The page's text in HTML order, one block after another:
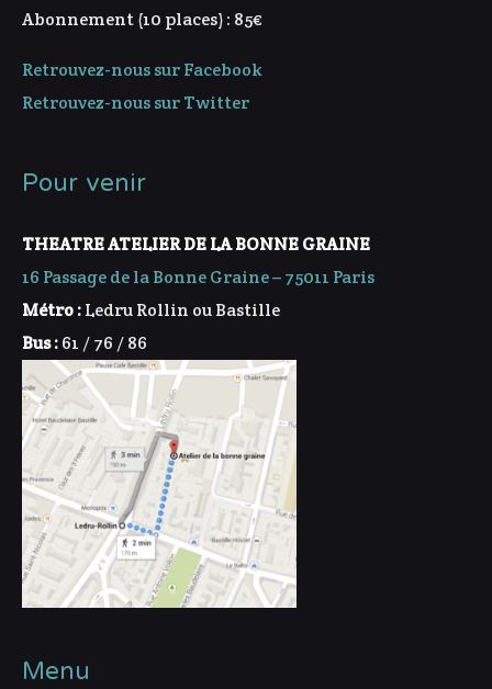
Abonnement (10 places) : 85€
Retrouvez-nous sur Facebook
Retrouvez-nous sur Twitter
Pour venir
THEATRE ATELIER DE LA BONNE GRAINE
16 Passage de la Bonne Graine – 75011 Paris
Métro :Ledru Rollin ou Bastille
Bus :61 / 76 / 86
Menu